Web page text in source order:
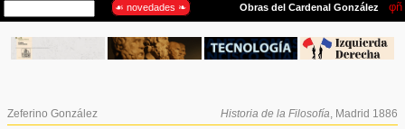
Zeferino González Historia de la Filosofía , Madrid 1886